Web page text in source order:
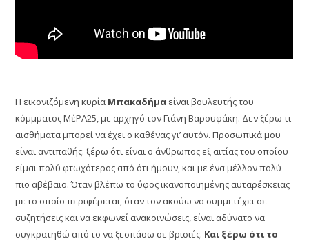
Η εικονιζόμενη κυρία Μπακαδήμα είναι βουλευτής του
κόμμματος ΜέΡΑ25, με αρχηγό τον Γιάνη Βαρουφάκη. Δεν ξέρω τι
αισθήματα μπορεί να έχει ο καθένας γι’ αυτόν. Προσωπικά μου
είναι αντιπαθής: ξέρω ότι είναι ο άνθρωπος εξ αιτίας του οποίου
είμαι πολύ φτωχότερος από ότι ήμουν, και με ένα μέλλον πολύ
πιο αβέβαιο. Όταν βλέπω το ύφος ικανοποιημένης αυταρέσκειας
με το οποίο περιφέρεται, όταν τον ακούω να συμμετέχει σε
συζητήσεις και να εκφωνεί ανακοινώσεις, είναι αδύνατο να
συγκρατηθώ από το να ξεσπάσω σε βρισιές. Και ξέρω ότι το